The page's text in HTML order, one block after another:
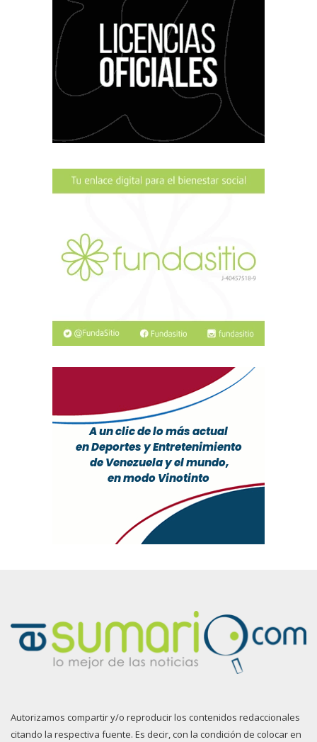
Autorizamos compartir y/o reproducir los contenidos redaccionales
citando la respectiva fuente. Es decir, con la condición de colocar en